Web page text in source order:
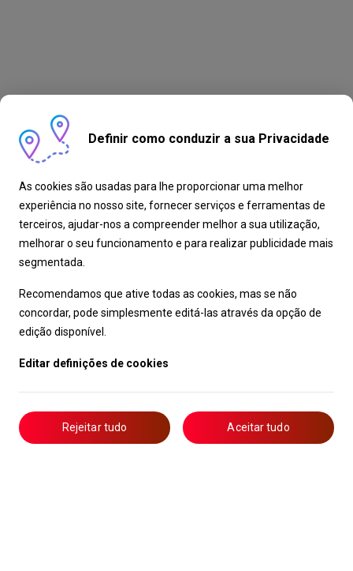
Definir como conduzir a sua Privacidade
As cookies são usadas para lhe proporcionar uma melhor
experiência no nosso site, fornecer serviços e ferramentas de
terceiros, ajudar-nos a compreender melhor a sua utilização,
melhorar o seu funcionamento e para realizar publicidade mais
segmentada.
Recomendamos que ative todas as cookies, mas se não
concordar, pode simplesmente editá-las através da opção de
edição disponível.
Editar definições de cookies
Rejeitar tudo Aceitar tudo